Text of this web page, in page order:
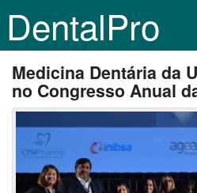
DentalPro
Medicina Dentária da
no Congresso Anual